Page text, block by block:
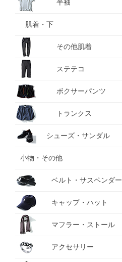
半袖
肌着・下
その他肌着
ステテコ
ボクサーパンツ
トランクス
シューズ・サンダル
小物・その他
ベルト・サスペンダー
キャップ・ハット
マフラー・ストール
アクセサリー